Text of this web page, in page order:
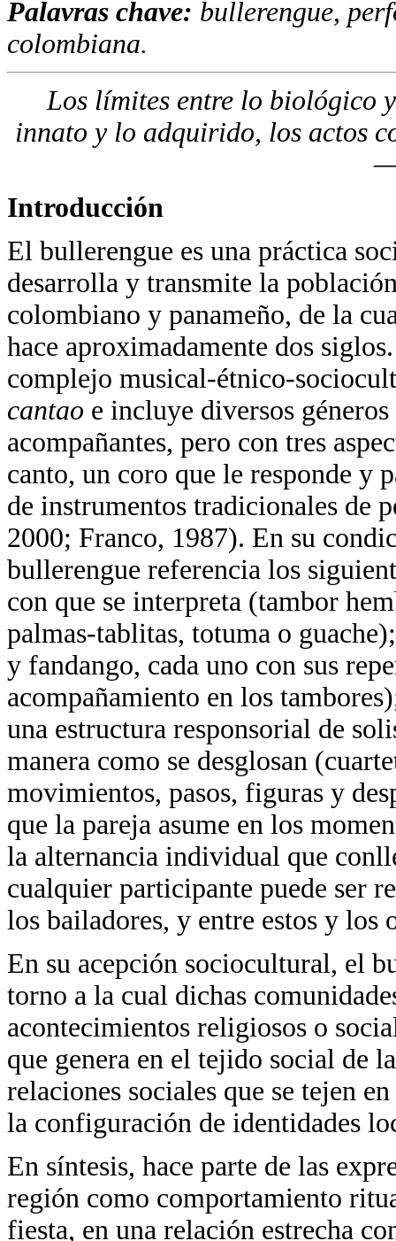
Palavras chave: bullerengue,
colombiana.
Los límites entre lo biológico
innato y lo adquirido, los actos
Introducción
El bullerengue es una práctica
desarrolla y transmite la
colombiano y panameño, de la
hace aproximadamente dos
complejo musical-étnico-
cantao e incluye diversos
acompañantes, pero con tres
canto, un coro que le responde y
de instrumentos tradicionales de
2000; Franco, 1987). En su
bullerengue referencia los
con que se interpreta (tambor
palmas-tablitas, totuma o
y fandango, cada uno con sus
acompañamiento en los
una estructura responsorial de
manera como se desglosan
movimientos, pasos, figuras y
que la pareja asume en los
la alternancia individual que
cualquier participante puede ser
los bailadores, y entre estos y
En su acepción sociocultural, el
torno a la cual dichas
acontecimientos religiosos o
que genera en el tejido social de
relaciones sociales que se tejen
la configuración de identidades
En síntesis, hace parte de las
región como comportamiento
fiesta, en una relación estrecha